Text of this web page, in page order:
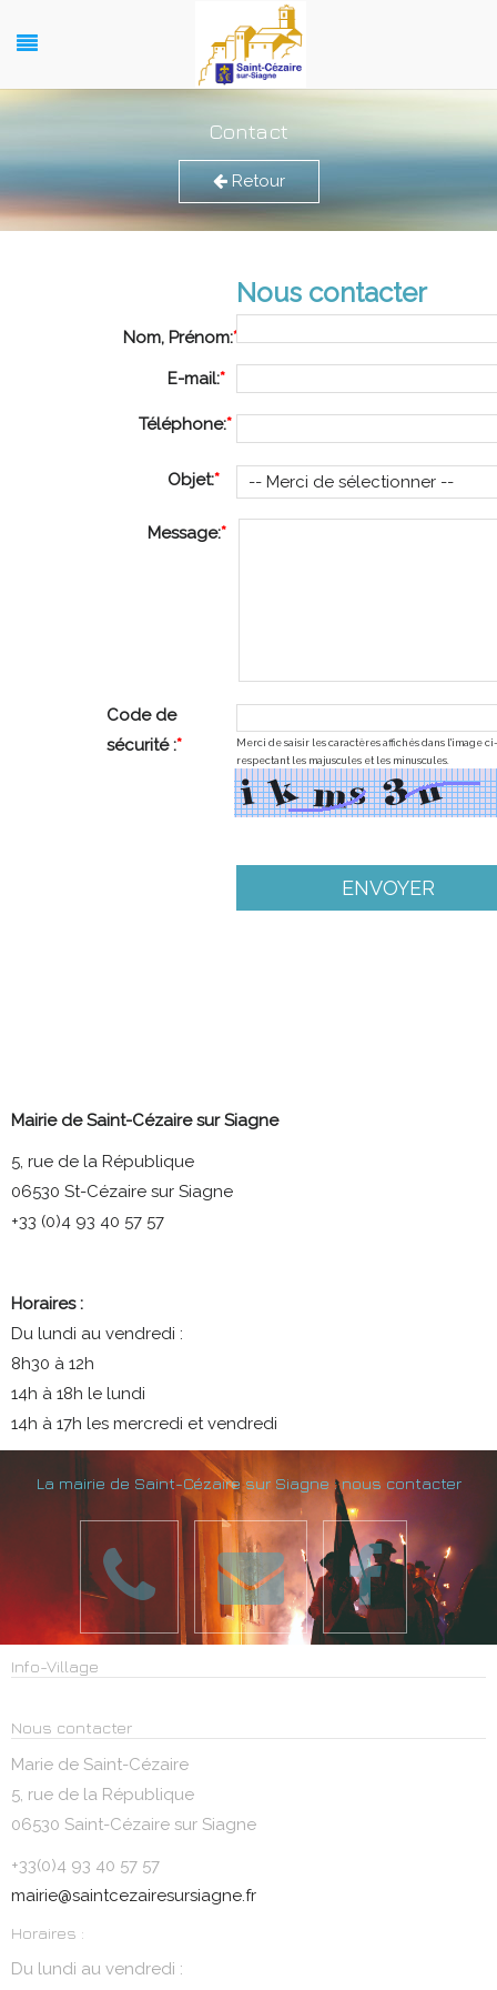
Contact
Retour
Nom, Prénom:*
E-mail:*
Message:*
Objet:*
Téléphone:*
Nous contacter
Code de
sécurité :*
Merci de saisir les caractères affichés dans l'image
respectant les majuscules et les minuscules.
Mairie de Saint-Cézaire sur Siagne
5, rue de la République
06530 St-Cézaire sur Siagne
+33 (0)4 93 40 57 57
Horaires :
Du lundi au vendredi :
8h30 à 12h
14h à 18h le lundi
14h à 17h les mercredi et vendredi
La mairie de Saint-Cézaire sur Siagne : nous contacter
Info-Village
Nous contacter
Marie de Saint-Cézaire
5, rue de la République
06530 Saint-Cézaire sur Siagne
+33(0)4 93 40 57 57
mairie@saintcezairesursiagne.fr
Horaires :
Du lundi au vendredi :